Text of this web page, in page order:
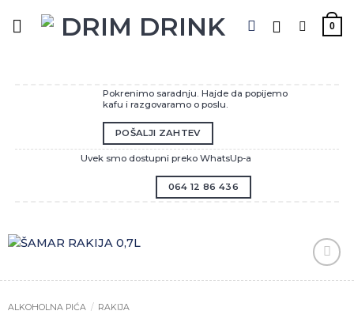
0
Pokrenimo saradnju. Hajde da popijemo
kafu i razgovaramo o poslu.
POŠALJI ZAHTEV
Uvek smo dostupni preko WhatsUp-a
064 12 86 436
Zaprati
ALKOHOLNA PIĆA / RAKIJA